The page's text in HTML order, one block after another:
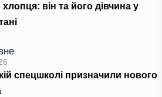
хлопця: він та його дівчина у
спецшколі призначили нового